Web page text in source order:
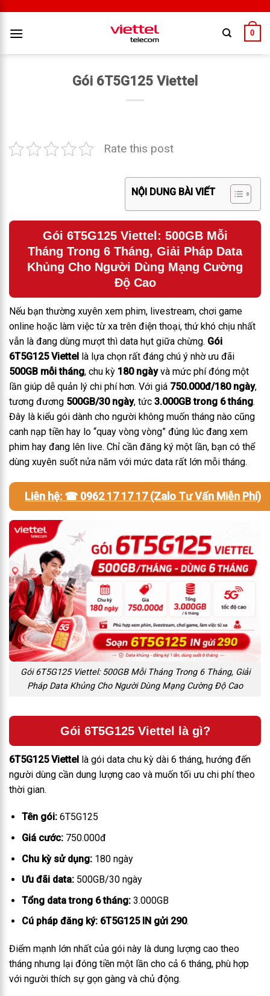
0
Gói 6T5G125 Viettel
Rate this post
NỘI DUNG BÀI VIẾT
Gói 6T5G125 Viettel: 500GB Mỗi
Tháng Trong 6 Tháng, Giải Pháp Data
Khủng Cho Người Dùng Mạng Cường
Độ Cao
Nếu bạn thường xuyên xem phim, livestream, chơi game
online hoặc làm việc từ xa trên điện thoại, thứ khó chịu nhất
vẫn là đang dùng mượt thì data hụt giữa chừng. Gói
6T5G125 Viettel là lựa chọn rất đáng chú ý nhờ ưu đãi
500GB mỗi tháng, chu kỳ 180 ngàyvà mức phí đóng một
lần giúp dễ quản lý chi phí hơn. Với giá 750.000đ/180 ngày,
tương đương 500GB/30 ngày, tức 3.000GB trong 6 tháng.
Đây là kiểu gói dành cho người không muốn tháng nào cũng
canh nạp tiền hay lo “quay vòng vòng” đúng lúc đang xem
phim hay đang lên live. Chỉ cần đăng ký một lần, bạn có thể
dùng xuyên suốt nửa năm với mức data rất lớn mỗi tháng.
Liên hệ: ☎ 0962 17 17 17 (Zalo Tư Vấn Miễn Phí)
Gói 6T5G125 Viettel: 500GB Mỗi Tháng Trong 6 Tháng, Giải
Pháp Data Khủng Cho Người Dùng Mạng Cường Độ Cao
Gói 6T5G125 Viettel là gì?
6T5G125 Viettel là gói data chu kỳ dài 6 tháng, hướng đến
người dùng cần dung lượng cao và muốn tối ưu chi phí theo
thời gian.
Tên gói:6T5G125
Giá cước:750.000đ
Chu kỳ sử dụng:180 ngày
Ưu đãi data:500GB/30 ngày
Tổng data trong 6 tháng:3.000GB
Cú pháp đăng ký: 6T5G125 IN gửi 290.
Điểm mạnh lớn nhất của gói này là dung lượng cao theo
tháng nhưng lại đóng tiền một lần cho cả 6 tháng, phù hợp
với người thích sự gọn gàng và chủ động.